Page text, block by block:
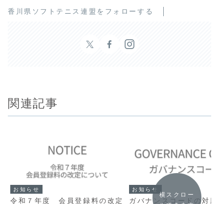
香川県ソフトテニス連盟をフォローする
関連記事
お知らせ
令和７年度 会員登録料の改定
お知らせ
ガバナンスコードの対
横スクロー